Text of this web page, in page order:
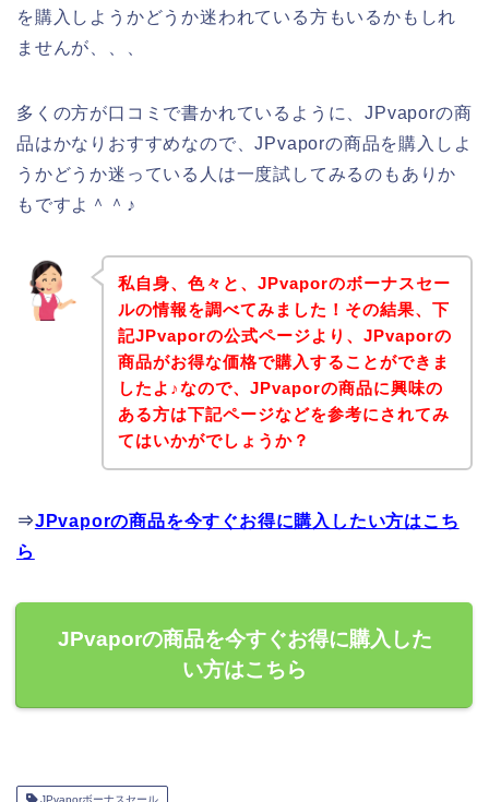
を購入しようかどうか迷われている方もいるかもしれ
ませんが、、、
多くの方が口コミで書かれているように、JPvaporの商
品はかなりおすすめなので、JPvaporの商品を購入しよ
うかどうか迷っている人は一度試してみるのもありか
もですよ＾＾♪
私自身、色々と、JPvaporのボーナスセー
ルの情報を調べてみました！その結果、下
記JPvaporの公式ページより、JPvaporの
商品がお得な価格で購入することができま
したよ♪なので、JPvaporの商品に興味の
ある方は下記ページなどを参考にされてみ
てはいかがでしょうか？
⇒JPvaporの商品を今すぐお得に購入したい方はこち
ら
JPvaporの商品を今すぐお得に購入した
い方はこちら
JPvaporボーナスセール